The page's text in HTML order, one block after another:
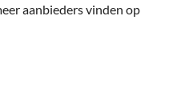
aanbieders vinden op